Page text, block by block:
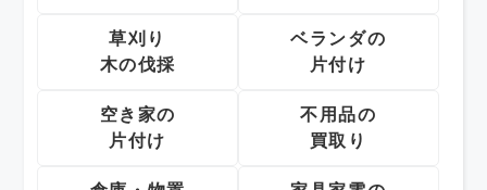
草刈り
木の伐採
ベランダの
片付け
空き家の
片付け
不用品の
買取り